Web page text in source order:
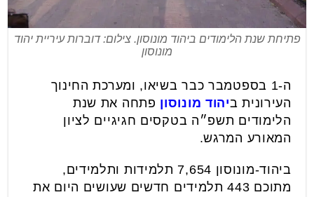
פתיחת שנת הלימודים ביהוד מונוסון. צילום: דוברות עיריית יהוד
מונוסון
ה-1 בספטמבר כבר בשיאו, ומערכת החינוך
העירונית ביהוד מונוסון פתחה את שנת
הלימודים תשפ״ה בטקסים חגיגיים לציון
המאורע המרגש.
ביהוד-מונוסון 7,654 תלמידות ותלמידים,
מתוכם 443 תלמידים חדשים שעושים היום את